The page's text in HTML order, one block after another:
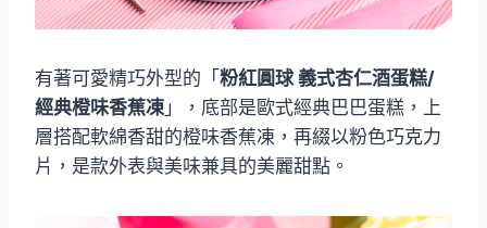
有著可愛精巧外型的「 粉紅圓球 義式杏仁酒蛋糕/
經典橙味香蕉凍 」，底部是歐式經典巴巴蛋糕，上
層搭配軟綿香甜的橙味香蕉凍，再綴以粉色巧克力
片，是款外表與美味兼具的美麗甜點。